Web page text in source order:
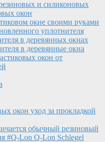
и силиконовых
окон
окне своими руками
уплотнителя
в деревянных окнах
в деревянные окна
окон от
окон уход за прокладкой
обычный резиновый
#Q-Lon Q-Lon Schlegel